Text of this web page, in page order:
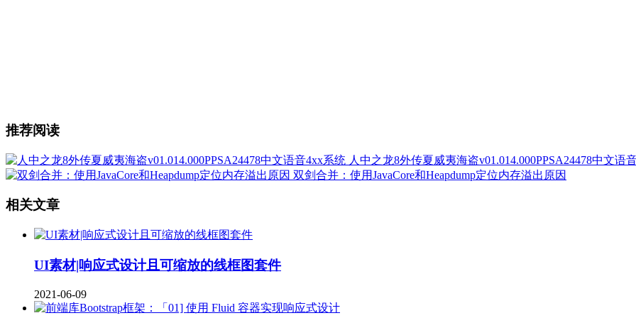
推荐阅读
人中之龙8外传夏威夷海盗v01.014.000PPSA24478中文语
双剑合并：使用JavaCore和Heapdump定位内存溢出原因
相关文章
UI素材|响应式设计且可缩放的线框图套件
2021-06-09